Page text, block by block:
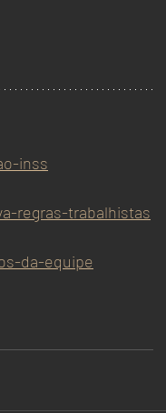
inss
regras-trabalhistas
da-equipe